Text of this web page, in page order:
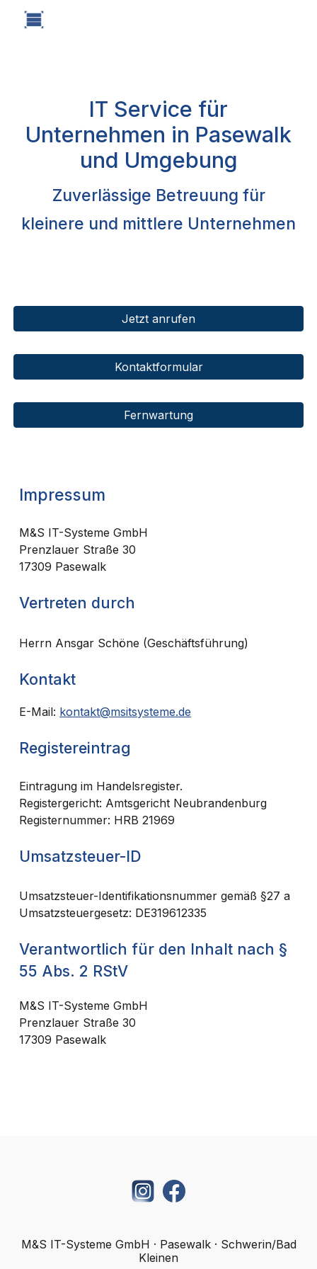
Skip to main content
IT Service für
Unternehmen in Pasewalk
und Umgebung
Zuverlässige Betreuung für
kleinere und mittlere Unternehmen
Jetzt anrufen
Kontaktformular
Fernwartung
Impressum
M&S IT-Systeme GmbH
Prenzlauer Straße 30
17309 Pasewalk
Vertreten durch
Herrn Ansgar Schöne (Geschäftsführung)
Kontakt
E-Mail: kontakt@msitsysteme.de
Registereintrag
Eintragung im Handelsregister.
Registergericht: Amtsgericht Neubrandenburg
Registernummer: HRB 21969
Umsatzsteuer-ID
Umsatzsteuer-Identifikationsnummer gemäß §27 a
Umsatzsteuergesetz: DE319612335
Verantwortlich für den Inhalt nach §
55 Abs. 2 RStV
M&S IT-Systeme GmbH
Prenzlauer Straße 30
17309 Pasewalk
M&S IT-Systeme GmbH · Pasewalk · Schwerin/Bad
Kleinen